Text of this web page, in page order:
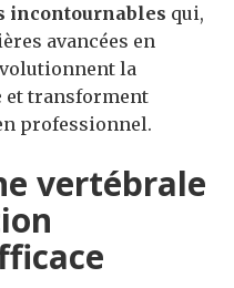
incontournables qui,
avancées en
la
et transforment
professionnel.
vertébrale